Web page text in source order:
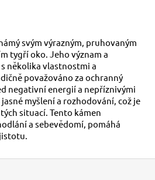
svým výrazným, pruhovaným
tygří oko. Jeho význam a
několika vlastnostmi a
považováno za ochranný
negativní energií a nepříznivými
myšlení a rozhodování, což je
situací. Tento kámen
a sebevědomí, pomáhá